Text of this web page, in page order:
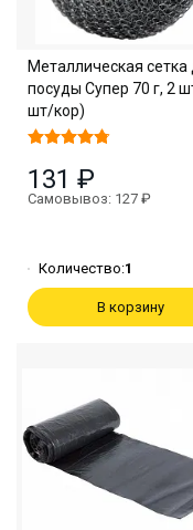
Металлическая сетка
посуды Супер 70 г, 2
шт/кор)
131 ₽
Самовывоз: 127 ₽
Количество:1
В корзину